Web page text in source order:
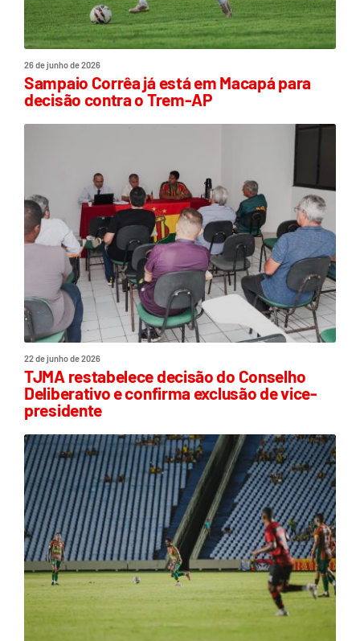
26 de junho de 2026
Sampaio Corrêa já está em Macapá para
decisão contra o Trem-AP
22 de junho de 2026
TJMA restabelece decisão do Conselho
Deliberativo e confirma exclusão de vice-
presidente